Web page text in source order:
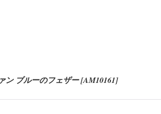
ン ブルーのフェザー[AM10161]